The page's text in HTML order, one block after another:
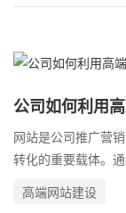
认为运维服务应该
公司如何利用
网站是公司推广营
转化的重要载体。
的，就是为了商品
高端网站建设